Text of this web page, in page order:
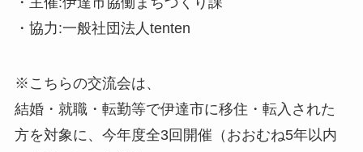
・協力:一般社団法人tenten
※こちらの交流会は、
結婚・就職・転勤等で伊達市に移住・転入された
方を対象に、今年度全3回開催（おおむね5年以内